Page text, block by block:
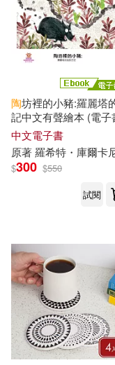
GLAY’z(15)
Hinata
世一文化(15)
世一文化編輯
全國經濟專
凱叔(15)
執業藥師考試
紫禁城出版社
重慶大學電
遼寧科學技術
人民出版社
哈爾濱出版社
國防工業出版
小熊出版(48)
愛播聽書
陶坊裡的小豬:羅麗塔
記中文有聲繪本 (電子
中文電子書
$300 $550
試閱